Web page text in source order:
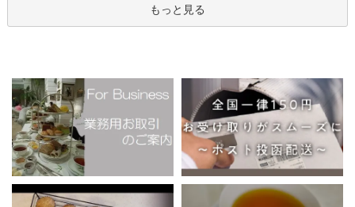
もっと見る